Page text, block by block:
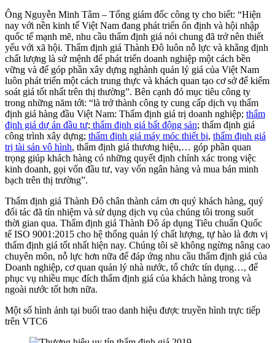
Ông Nguyễn Minh Tâm – Tổng giám đốc công ty cho biết: “Hiện
nay với nền kinh tế Việt Nam đang phát triển ổn định và hội nhập
quốc tế mạnh mẽ, nhu cầu thẩm định giá nói chung đã trở nên thiết
yếu với xã hội. Thẩm định giá Thành Đô luôn nỗ lực và khẳng định
chất lượng là sứ mệnh để phát triển doanh nghiệp một cách bền
vững và để góp phần xây dựng nghành quản lý giá của Việt Nam
luôn phát triển một cách trung thực và khách quan tạo cơ sở để kiểm
soát giá tốt nhất trên thị thường”. Bên cạnh đó mục tiêu công ty
trong những năm tới: “là trở thành công ty cung cấp dịch vụ thẩm
định giá hàng đầu Việt Nam: Thẩm định giá trị doanh nghiệp; thẩm
định giá dự án đầu tư; thẩm định giá bất động sản; thẩm định giá
công trình xây dựng; thẩm định giá máy móc thiết bị, thẩm định giá
trị tài sản vô hình, thẩm định giá thương hiệu,… góp phần quan
trọng giúp khách hàng có những quyết định chính xác trong việc
kinh doanh, gọi vốn đầu tư, vay vốn ngân hàng và mua bán minh
bạch trên thị trường”.
Thẩm định giá Thành Đô chân thành cảm ơn quý khách hàng, quý
đối tác đã tín nhiệm và sử dụng dịch vụ của chúng tôi trong suốt
thời gian qua. Thẩm định giá Thành Đô áp dụng Tiêu chuẩn Quốc
tế ISO 9001:2015 cho hệ thống quản lý chất lượng, tự hào là đơn vị
thẩm định giá tốt nhất hiện nay. Chúng tôi sẽ không ngừng nâng cao
chuyên môn, nỗ lực hơn nữa để đáp ứng nhu cầu thẩm định giá của
Doanh nghiệp, cơ quan quản lý nhà nước, tổ chức tín dụng…, để
phục vụ nhiều mục đích thẩm định giá của khách hàng trong và
ngoài nước tốt hơn nữa.
Một số hình ảnh tại buổi trao danh hiệu được truyền hình trực tiếp
trên VTC6